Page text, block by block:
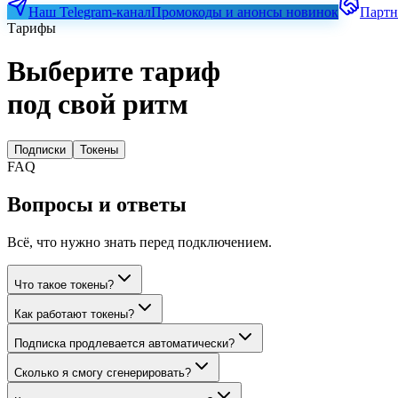
Наш Telegram-каналПромокоды и анонсы новинок
Тарифы
Выберите тариф
под свой ритм
Подписки Токены
FAQ
Вопросы и ответы
Всё, что нужно знать перед подключением.
Что такое токены?
Как работают токены?
Подписка продлевается автоматически?
Сколько я смогу сгенерировать?